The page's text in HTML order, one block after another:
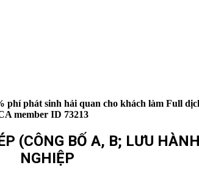
phát sinh hải quan cho khách làm Full
member ID 73213
(CÔNG BỐ A, B; LƯU
NGHIỆP